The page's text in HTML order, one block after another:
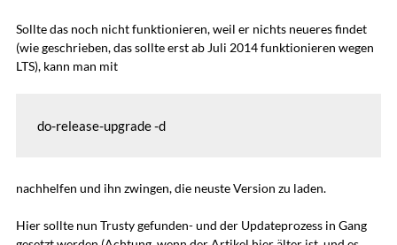
Sollte das noch nicht funktionieren, weil er nichts neueres findet
(wie geschrieben, das sollte erst ab Juli 2014 funktionieren wegen
LTS), kann man mit
do-release-upgrade -d
nachhelfen und ihn zwingen, die neuste Version zu laden.
Hier sollte nun Trusty gefunden- und der Updateprozess in Gang